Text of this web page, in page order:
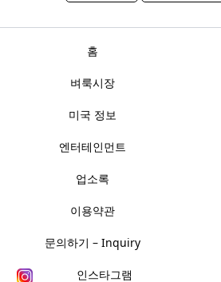
홈
벼룩시장
미국 정보
엔터테인먼트
업소록
이용약관
문의하기 – Inquiry
인스타그램